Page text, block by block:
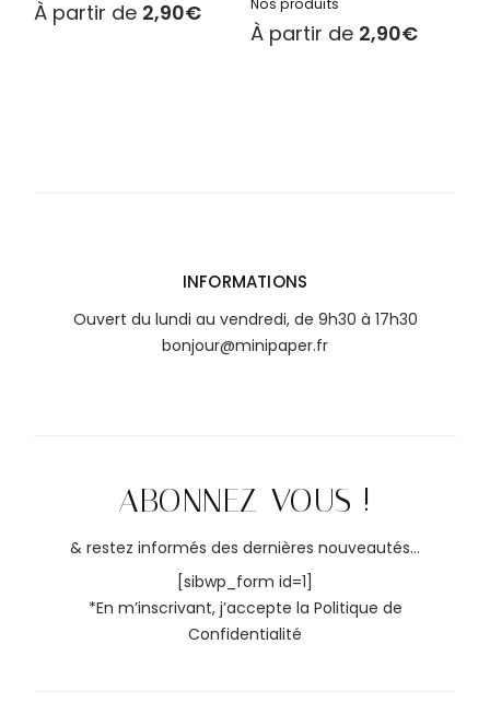
À partir de 2,90€
À partir de 2,90€
INFORMATIONS
Ouvert du lundi au vendredi, de 9h30 à 17h30
bonjour@minipaper.fr
ABONNEZ-VOUS !
& restez informés des dernières nouveautés...
[sibwp_form id=1]
*En m’inscrivant, j’accepte la Politique de
Confidentialité